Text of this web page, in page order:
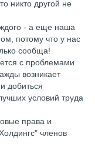
никто другой не
- а еще наша
потому что у нас
сообща!
с проблемами
возникает
добиться
условий труда
права и
членов